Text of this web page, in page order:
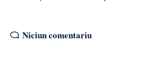
Niciun comentariu